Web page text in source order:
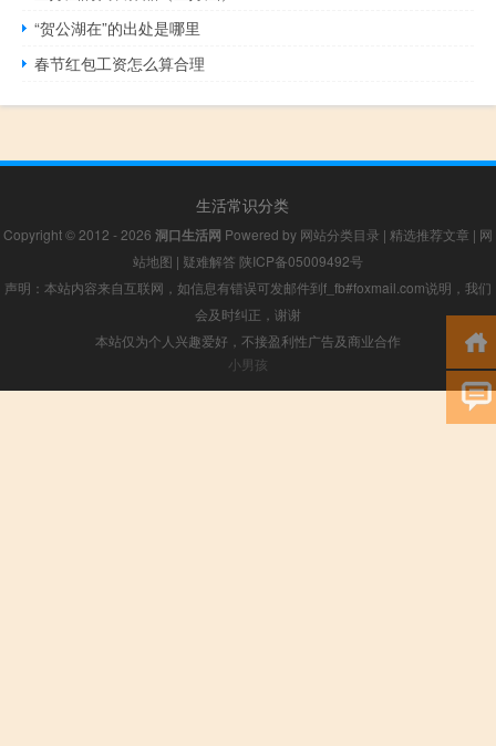
“贺公湖在”的出处是哪里
春节红包工资怎么算合理
生活常识分类
Copyright © 2012 - 2026 洞口生活网 Powered by 网站分类目录 | 精选推荐文章 | 网
站地图 | 疑难解答 陕ICP备05009492号
声明：本站内容来自互联网，如信息有错误可发邮件到f_fb#foxmail.com说明，我们
会及时纠正，谢谢
本站仅为个人兴趣爱好，不接盈利性广告及商业合作
小男孩